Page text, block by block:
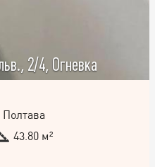
2/4, Огневка
Полтава
43.80 м²